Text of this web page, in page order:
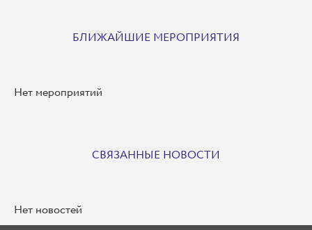
БЛИЖАЙШИЕ МЕРОПРИЯТИЯ
Нет мероприятий
СВЯЗАННЫЕ НОВОСТИ
Нет новостей